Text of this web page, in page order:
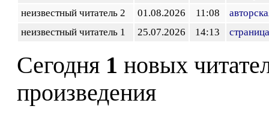
неизвестный читатель 2
01.08.2026 11:08
неизвестный читатель 1
25.07.2026 14:13
Сегодня 1 новых
произведения